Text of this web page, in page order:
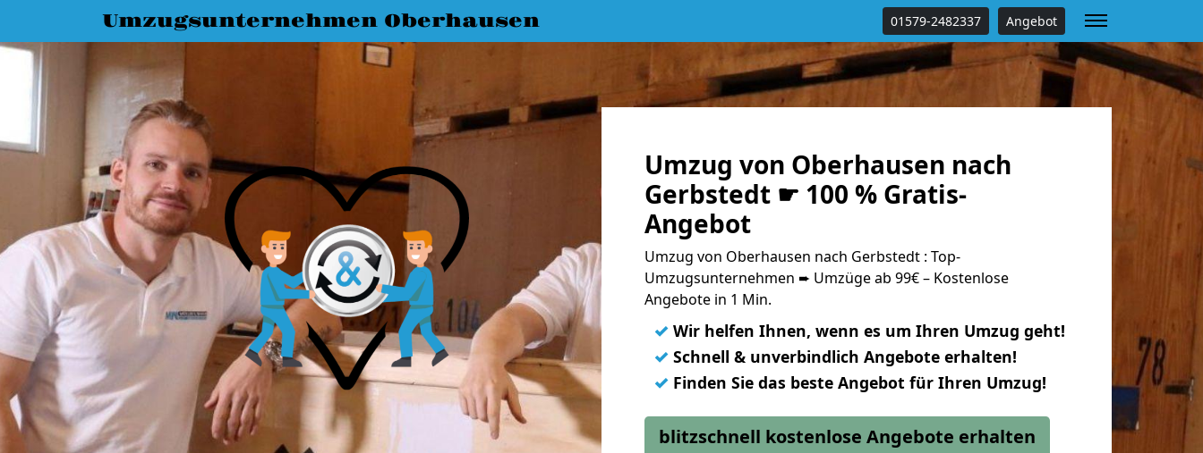
Umzugsunternehmen Oberhausen 01579-2482337 Angebot
Umzug von Oberhausen nach
Gerbstedt ☛ 100 % Gratis-
Angebot
Umzug von Oberhausen nach Gerbstedt : Top-
Umzugsunternehmen ➨ Umzüge ab 99€ – Kostenlose
Angebote in 1 Min.
✓ Wir helfen Ihnen, wenn es um Ihren Umzug geht!
✓ Schnell & unverbindlich Angebote erhalten!
✓ Finden Sie das beste Angebot für Ihren Umzug!
blitzschnell kostenlose Angebote erhalten